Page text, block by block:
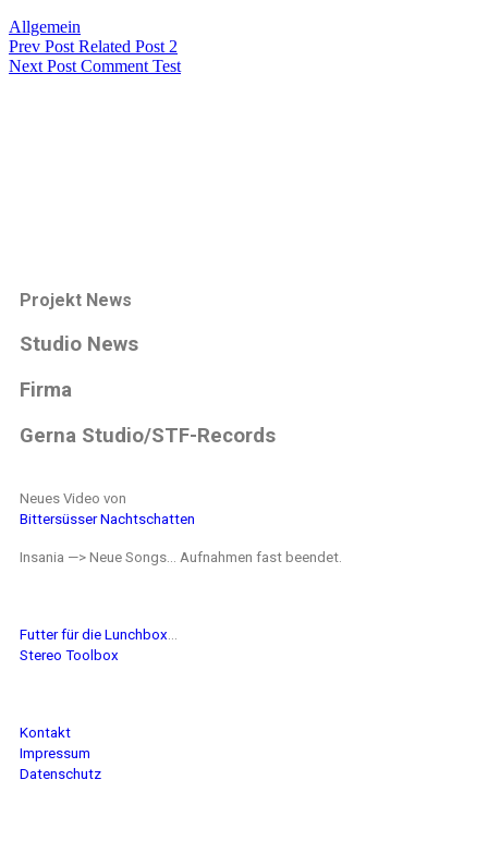
Allgemein
Prev Post Related Post 2
Next Post Comment Test
Projekt News
Studio News
Firma
Gerna Studio/STF-Records
Neues Video von
Bittersüsser Nachtschatten
Insania —> Neue Songs… Aufnahmen fast beendet.
Futter für die Lunchbox…
Stereo Toolbox
Kontakt
Impressum
Datenschutz